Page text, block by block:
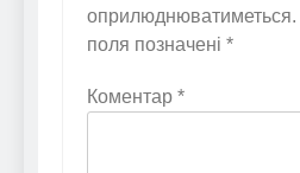
оприлюднюватиметься.
поля позначені *
Коментар *